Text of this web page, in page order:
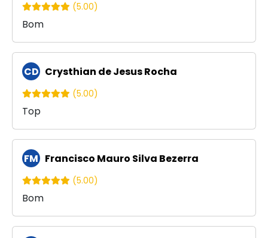
(5.00)
Bom
CD Crysthian de Jesus Rocha
(5.00)
Top
FM Francisco Mauro Silva Bezerra
(5.00)
Bom